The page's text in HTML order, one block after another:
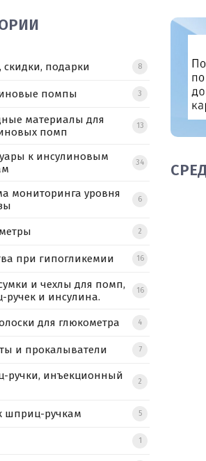
скидки, подарки 8
помпы 3
материалы для
помп
13
к инсулиновым
34
мониторинга уровня
6
2
при гипогликемии 16
и чехлы для помп,
ручек и инсулина.
16
для глюкометра 4
и прокалыватели 7
ручки, инъекционный
2
шприц-ручкам 5
1